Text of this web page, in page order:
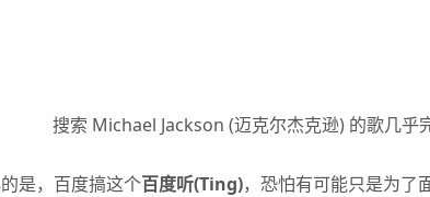
搜索 Michael Jackson (迈克尔杰克逊) 的歌几乎
，百度搞这个百度听(Ting)，恐怕有可能只是为了